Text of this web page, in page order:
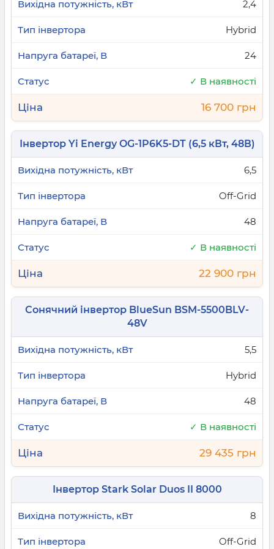
(On-Grid)
Мережеві інвертори призначені для роботи
виключно паралельно з централізованою
електромережею. Вони не підтримують
підключення акумуляторів і припиняють
генерацію при зникненні напруги в мережі. Їх
головна мета – генерація електроенергії для
державі за "зеленим тарифом".
Автономні інвертори (Off-
Grid)
незалежних систем електропостачання. Вони
акумуляторних батарей і не потребують
рішення для об'єктів, де відсутнє стабільне
електропостачання.
Як обрати інвертор для сонячних
При виборі інвертора, окрім його типу, необхідно
визначають його сумісність з вашою системою та
Вибір фазності залежить від типу вашої
споживачів достатньооднофазного сонячного
інвертора. Якщо ж у ваш будинок заведено три
фази або ви плануєте встановлення потужної СЕС
(зазвичай понад 10-15 кВт), вам знадобляться
рівномірний розподіл навантаження.
2,4
Hybrid
24
✓ В наявності
16 700 грн
Інвертор Yi Energy OG-1P6K5-DT (6,5 кВт, 48В)
6,5
Off-Grid
48
✓ В наявності
22 900 грн
Сонячний інвертор BlueSun BSM-5500BLV-
48V
5,5
Hybrid
48
✓ В наявності
29 435 грн
Інвертор Stark Solar Duos II 8000
8
Off-Grid